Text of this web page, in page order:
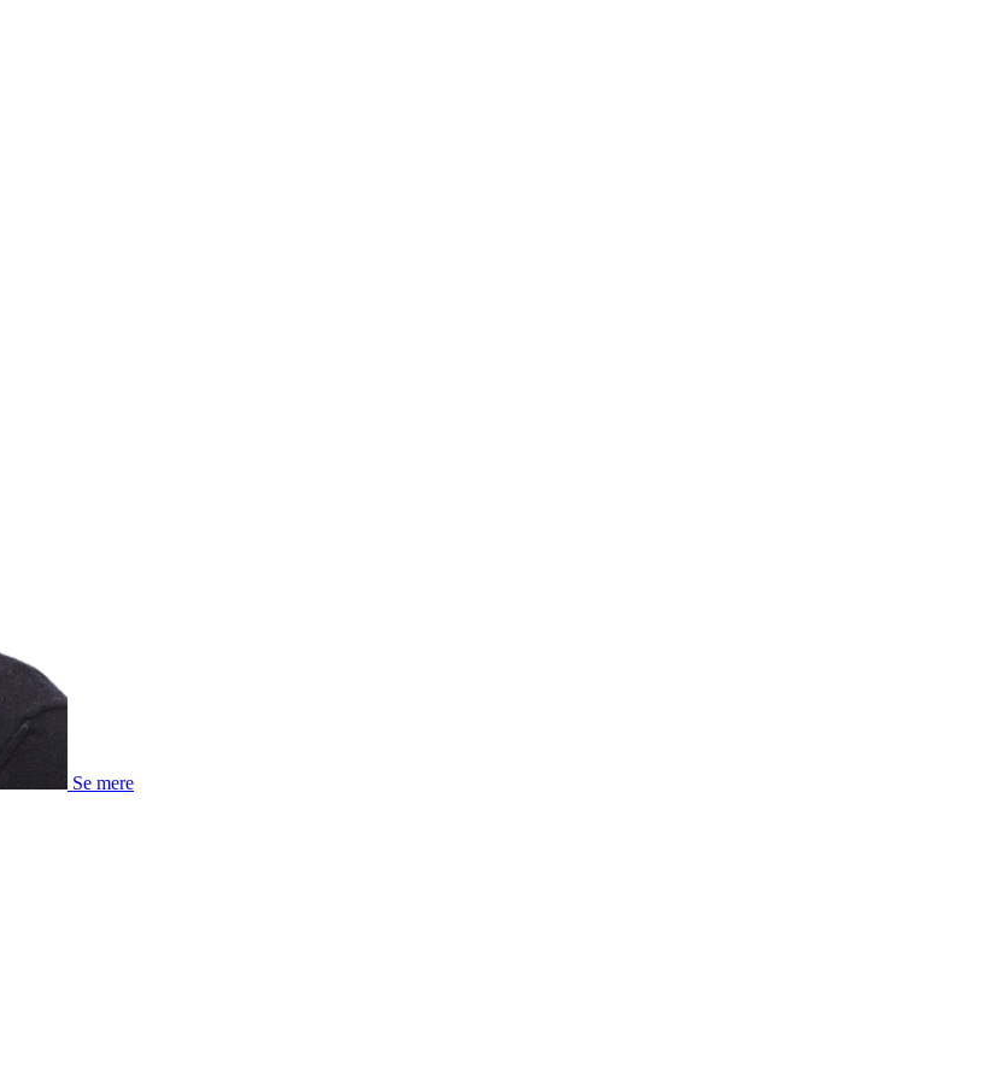
Se mere